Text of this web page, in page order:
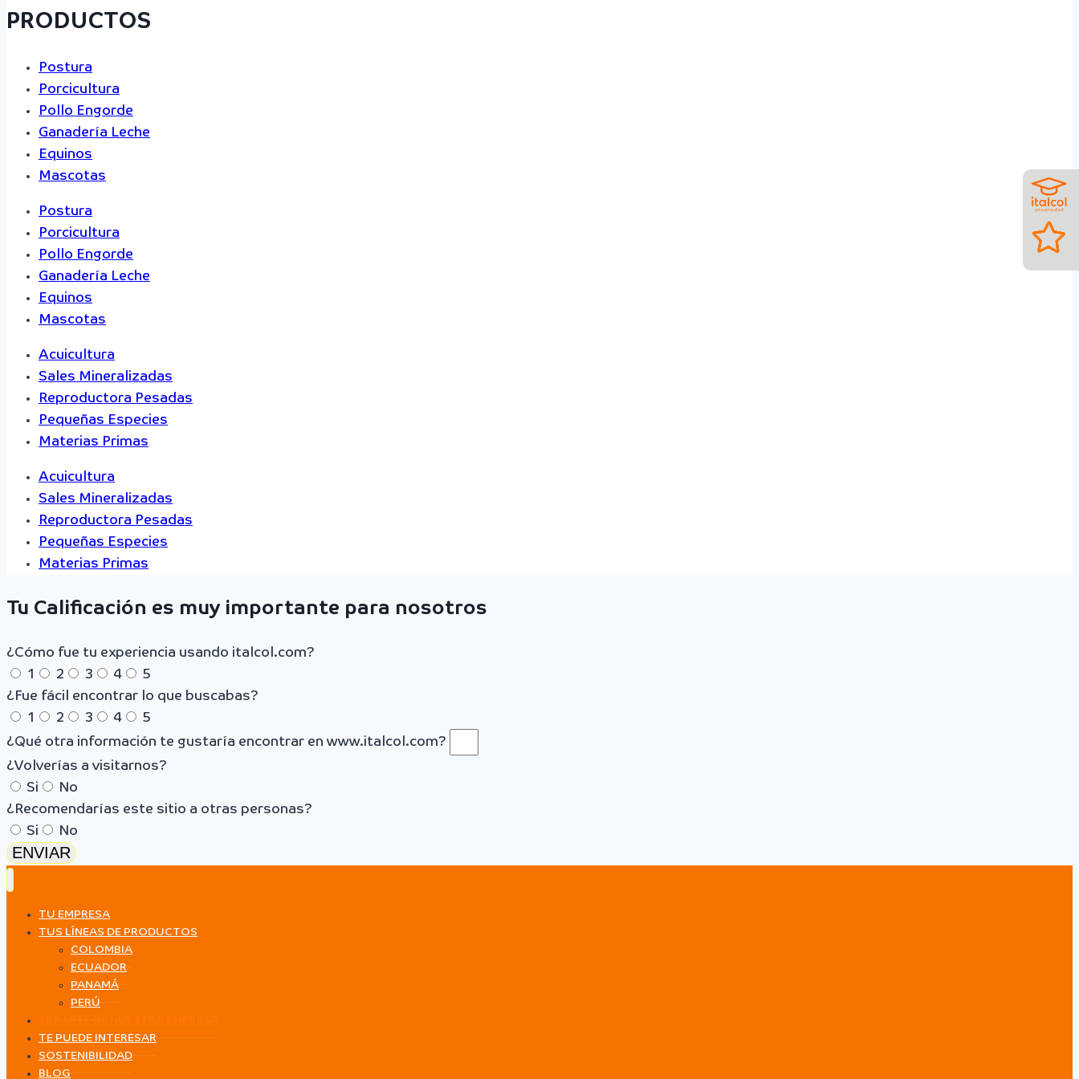
PRODUCTOS
Postura
Porcicultura
Pollo Engorde
Ganadería Leche
Equinos
Mascotas
Postura
Porcicultura
Pollo Engorde
Ganadería Leche
Equinos
Mascotas
Acuicultura
Sales Mineralizadas
Reproductora Pesadas
Pequeñas Especies
Materias Primas
Acuicultura
Sales Mineralizadas
Reproductora Pesadas
Pequeñas Especies
Materias Primas
Tu Calificación es muy importante para nosotros
¿Cómo fue tu experiencia usando italcol.com?
1
2 3 4
5
¿Fue fácil encontrar lo que buscabas?
1
2 3 4
5
¿Qué otra información te gustaría encontrar en www.italcol.com?
¿Volverías a visitarnos?
Si
No
¿Recomendarías este sitio a otras personas?
Si
No
ENVIAR
TU EMPRESA
TUS LÍNEAS DE PRODUCTOS
COLOMBIA
ECUADOR
PANAMÁ
PERÚ
SÉ PARTE DE NUESTRA EMPRESA
TE PUEDE INTERESAR
SOSTENIBILIDAD
BLOG